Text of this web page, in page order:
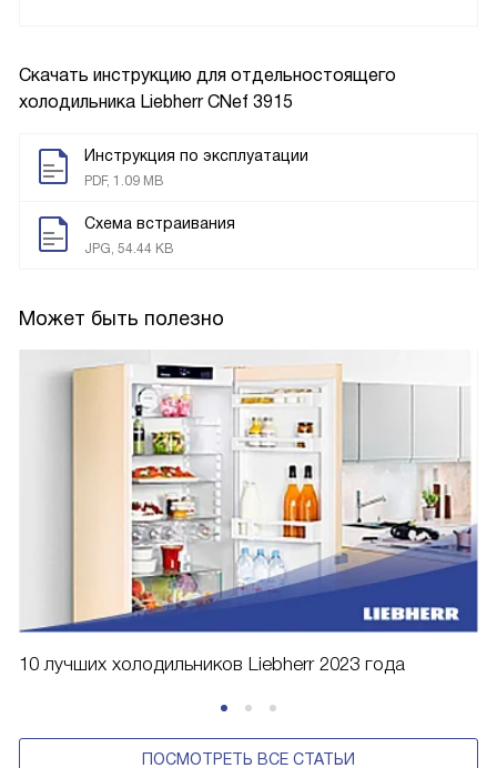
Скачать инструкцию для отдельностоящего
холодильника Liebherr CNef 3915
Инструкция по эксплуатации
PDF, 1.09 MB
Схема встраивания
JPG, 54.44 KB
Может быть полезно
10 лучших холодильников Liebherr 2023 года
ПОСМОТРЕТЬ ВСЕ СТАТЬИ